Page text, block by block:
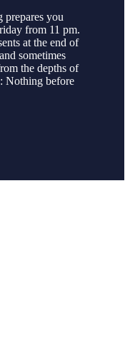
you
from 11 pm.
at the end of
sometimes
the depths of
Nothing before